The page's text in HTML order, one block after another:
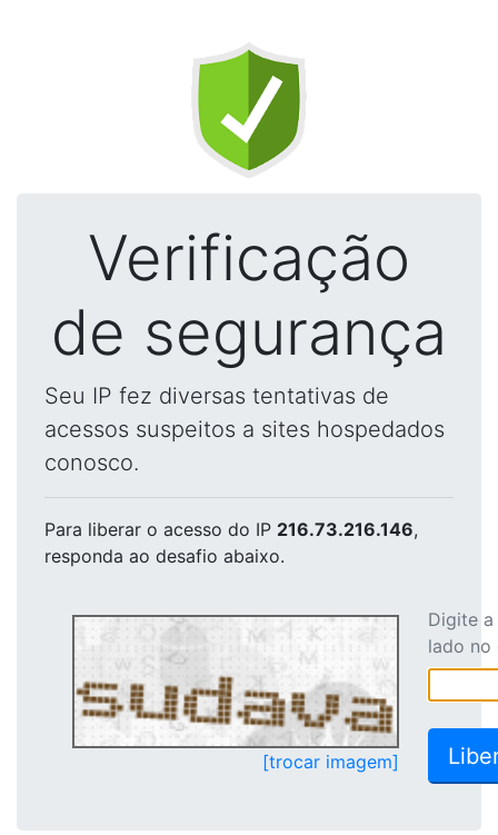
Verificação
de segurança
Seu IP fez diversas tentativas de
acessos suspeitos a sites hospedados
conosco.
Para liberar o acesso do IP 216.73.216.146,
responda ao desafio abaixo.
[trocar imagem]
Digite
lado no